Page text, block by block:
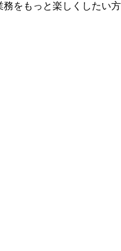
をもっと楽しくしたい